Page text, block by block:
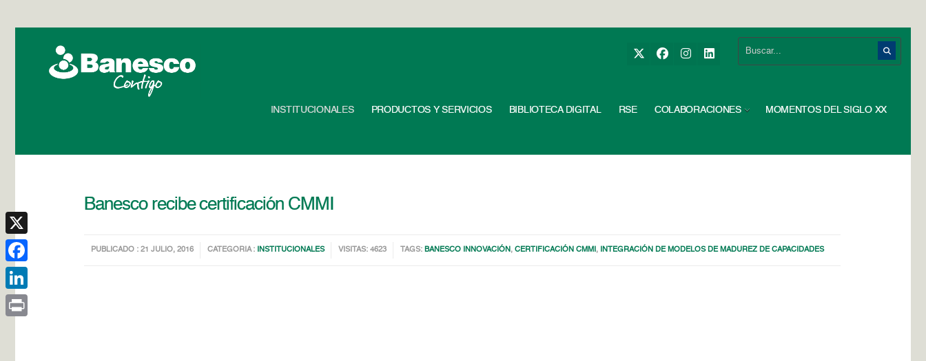
INSTITUCIONALES PRODUCTOS Y SERVICIOS BIBLIOTECA DIGITAL RSE COLABORACIONES MOMENTOS DEL SIGLO XX
Banesco recibe certificación CMMI
PUBLICADO : 21 JULIO, 2016 CATEGORIA : INSTITUCIONALES VISITAS: 4623 TAGS: BANESCO INNOVACIÓN ,CERTIFICACIÓN CMMI , INTEGRACIÓN DE MODELOS DE MADUREZ DE CAPACIDADES
X
Facebook
LinkedIn